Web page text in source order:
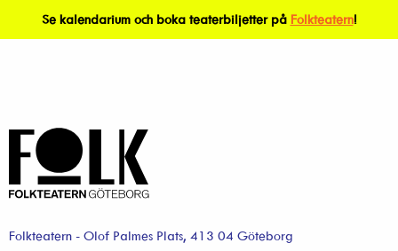
Se kalendarium och boka teaterbiljetter på Folkteatern!
Folkteatern - Olof Palmes Plats, 413 04 Göteborg